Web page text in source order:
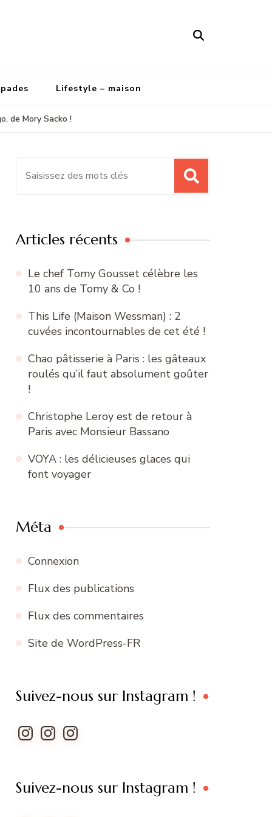
Lifestyle – maison
de Mory Sacko !
Articles récents
Le chef Tomy Gousset célèbre les
10 ans de Tomy & Co !
This Life (Maison Wessman) : 2
cuvées incontournables de cet été !
Chao pâtisserie à Paris : les gâteaux
roulés qu’il faut absolument goûter
!
Christophe Leroy est de retour à
Paris avec Monsieur Bassano
VOYA : les délicieuses glaces qui
font voyager
Méta
Connexion
Flux des publications
Flux des commentaires
Site de WordPress-FR
Suivez-nous sur Instagram !
Instagram
InstagramInstagram
Suivez-nous sur Instagram !